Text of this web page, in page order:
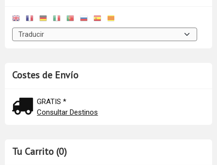
Costes de Envío
GRATIS *
Consultar Destinos
Tu Carrito (0)